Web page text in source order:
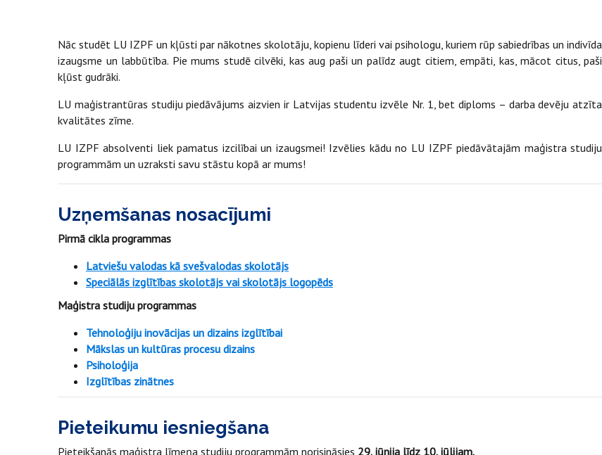
Nāc studēt LU IZPF un kļūsti par nākotnes skolotāju, kopienu līderi vai psihologu, kuriem rūp sabiedrības un indivīda
izaugsme un labbūtība. Pie mums studē cilvēki, kas aug paši un palīdz augt citiem, empāti, kas, mācot citus, paši
kļūst gudrāki.
LU maģistrantūras studiju piedāvājums aizvien ir Latvijas studentu izvēle Nr. 1, bet diploms – darba devēju atzīta
kvalitātes zīme.
LU IZPF absolventi liek pamatus izcilībai un izaugsmei! Izvēlies kādu no LU IZPF piedāvātajām maģistra studiju
programmām un uzraksti savu stāstu kopā ar mums!
Uzņemšanas nosacījumi
Pirmā cikla programmas
Latviešu valodas kā svešvalodas skolotājs
Speciālās izglītības skolotājs vai skolotājs logopēds
Maģistra studiju programmas
Tehnoloģiju inovācijas un dizains izglītībai
Mākslas un kultūras procesu dizains
Psiholoģija
Izglītības zinātnes
Pieteikumu iesniegšana
Pieteikšanās maģistra līmeņa studiju programmām norisināsies 29. jūnija līdz 10. jūlijam.